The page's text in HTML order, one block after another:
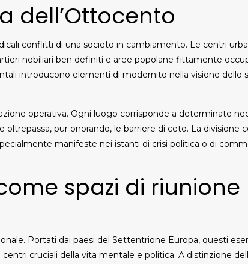
dell’Ottocento
conflitti di una societo in cambiamento. Le centri
nobiliari ben definiti e aree popolane fittamente
introducono elementi di modernito nella visione dello
operativa. Ogni luogo corrisponde a determinate
pur onorando, le barriere di ceto. La divisione
manifeste nei istanti di crisi politica o di
spazi di riunione
Portati dai paesi del Settentrione Europa, questi
cruciali della vita mentale e politica. A distinzione